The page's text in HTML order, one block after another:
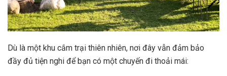
Dù là một khu cắm trại thiên nhiên, nơi đây vẫn đảm bảo
đầy đủ tiện nghi để bạn có một chuyến đi thoải mái: